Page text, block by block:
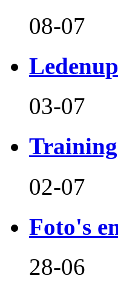
08-07
03-07
02-07
Foto's
28-06